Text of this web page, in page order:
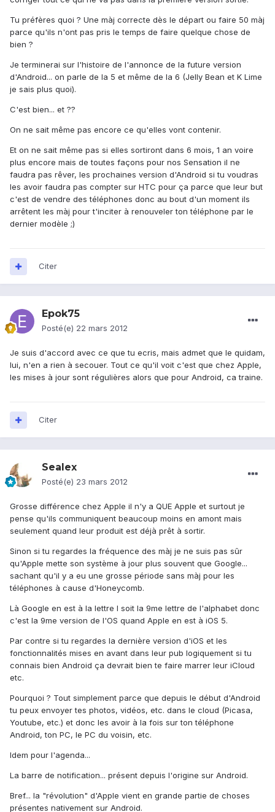
Tu préfères quoi ? Une màj correcte dès le départ ou faire 50 màj
parce qu'ils n'ont pas pris le temps de faire quelque chose de
bien ?
Je terminerai sur l'histoire de l'annonce de la future version
d'Android... on parle de la 5 et même de la 6 (Jelly Bean et K Lime
je sais plus quoi).
C'est bien... et ??
On ne sait même pas encore ce qu'elles vont contenir.
Et on ne sait même pas si elles sortiront dans 6 mois, 1 an voire
plus encore mais de toutes façons pour nos Sensation il ne
faudra pas rêver, les prochaines version d'Android si tu voudras
les avoir faudra pas compter sur HTC pour ça parce que leur but
c'est de vendre des téléphones donc au bout d'un moment ils
arrêtent les màj pour t'inciter à renouveler ton téléphone par le
dernier modèle ;)
Citer
Epok75
Posté(e) 22 mars 2012
Je suis d'accord avec ce que tu ecris, mais admet que le quidam,
lui, n'en a rien à secouer. Tout ce qu'il voit c'est que chez Apple,
les mises à jour sont régulières alors que pour Android, ca traine.
Citer
Sealex
Posté(e) 23 mars 2012
Grosse différence chez Apple il n'y a QUE Apple et surtout je
pense qu'ils communiquent beaucoup moins en amont mais
seulement quand leur produit est déjà prêt à sortir.
Sinon si tu regardes la fréquence des màj je ne suis pas sûr
qu'Apple mette son système à jour plus souvent que Google...
sachant qu'il y a eu une grosse période sans màj pour les
téléphones à cause d'Honeycomb.
Là Google en est à la lettre I soit la 9me lettre de l'alphabet donc
c'est la 9me version de l'OS quand Apple en est à iOS 5.
Par contre si tu regardes la dernière version d'iOS et les
fonctionnalités mises en avant dans leur pub logiquement si tu
connais bien Android ça devrait bien te faire marrer leur iCloud
etc.
Pourquoi ? Tout simplement parce que depuis le début d'Android
tu peux envoyer tes photos, vidéos, etc. dans le cloud (Picasa,
Youtube, etc.) et donc les avoir à la fois sur ton téléphone
Android, ton PC, le PC du voisin, etc.
Idem pour l'agenda...
La barre de notification... présent depuis l'origine sur Android.
Bref... la "révolution" d'Apple vient en grande partie de choses
présentes nativement sur Android.